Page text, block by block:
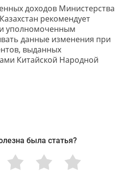
доходов Министерства
рекомендует
уполномоченным
данные изменения при
выданных
Китайской Народной
была статья?